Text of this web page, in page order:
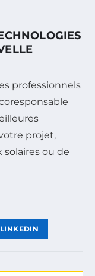
professionnels
projet,
ou de
LINKEDIN